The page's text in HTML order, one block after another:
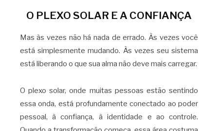
O PLEXO SOLAR E A CONFIANÇA
Mas às vezes não há nada de errado. Às vezes você
está simplesmente mudando. Às vezes seu sistema
está liberando o que sua alma não deve mais carregar.
O plexo solar, onde muitas pessoas estão sentindo
essa onda, está profundamente conectado ao poder
pessoal, à confiança, à identidade e ao controle.